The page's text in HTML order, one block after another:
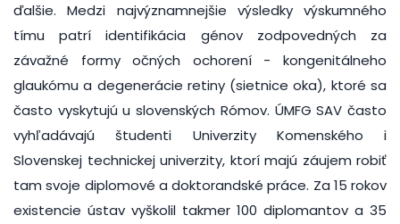
ďalšie. Medzi najvýznamnejšie výsledky výskumného
tímu patrí identifikácia génov zodpovedných za
závažné formy očných ochorení - kongenitálneho
glaukómu a degenerácie retiny (sietnice oka), ktoré sa
často vyskytujú u slovenských Rómov. ÚMFG SAV často
vyhľadávajú študenti Univerzity Komenského i
Slovenskej technickej univerzity, ktorí majú záujem robiť
tam svoje diplomové a doktorandské práce. Za 15 rokov
existencie ústav vyškolil takmer 100 diplomantov a 35